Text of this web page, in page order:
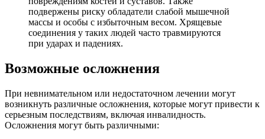
подвержены риску обладатели слабой мышечной
массы и особы с избыточным весом. Хрящевые
соединения у таких людей часто травмируются
при ударах и падениях.
Возможные осложнения
При невнимательном или недостаточном лечении могут
возникнуть различные осложнения, которые могут привести к
серьезным последствиям, включая инвалидность.
Осложнения могут быть различными: